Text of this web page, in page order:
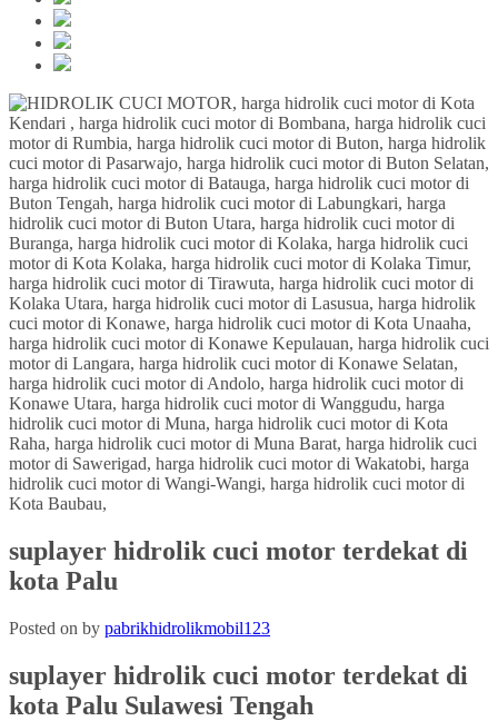
suplayer hidrolik cuci motor terdekat di
kota Palu
Posted on by pabrikhidrolikmobil123
suplayer hidrolik cuci motor terdekat di
kota Palu Sulawesi Tengah